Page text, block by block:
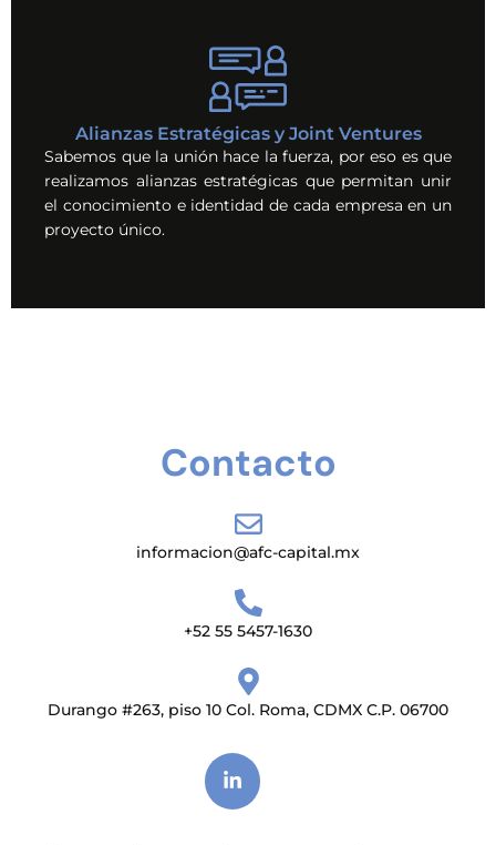
Alianzas Estratégicas y Joint Ventures
Sabemos que la unión hace la fuerza, por eso es que
realizamos alianzas estratégicas que permitan unir
el conocimiento e identidad de cada empresa en un
proyecto único.
Contacto
informacion@afc-capital.mx
+52 55 5457-1630
Durango #263, piso 10 Col. Roma, CDMX C.P. 06700